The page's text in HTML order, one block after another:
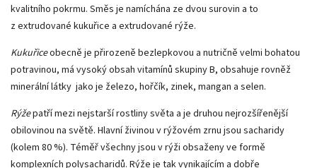
kvalitního pokrmu. Směs je namíchána ze dvou surovin a to
z extrudované kukuřice a extrudované rýže.
Kukuřiceobecně je přirozeně bezlepkovou a nutričně velmi bohatou
potravinou, má vysoký obsah vitamínů skupiny B, obsahuje rovněž
minerální látky jako je železo, hořčík, zinek, mangan a selen.
Rýžepatří mezi nejstarší rostliny světa a je druhou nejrozšířenější
obilovinou na světě. Hlavní živinou v rýžovém zrnu jsou sacharidy
(kolem 80 %). Téměř všechny jsou v rýži obsaženy ve formě
komplexních polysacharidů. Rýže je tak vynikajícím a dobře